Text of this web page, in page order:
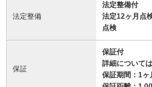
法定整備
法定整備付
法定12ヶ月点
点検
保証
保証付
詳細について
保証期間：1ヶ